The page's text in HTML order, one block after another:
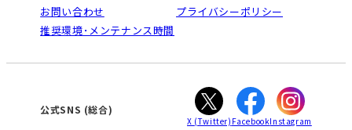
ご利用ガイド
オンライン講座受講の手順
WEBサイトのよくある質問
南大高
犬山
高蔵寺
大垣
津
お問い合わせ
プライバシーポリシー
推奨環境･メンテナンス時間
公式SNS (総合)
X (Twitter) FacebookInstagram